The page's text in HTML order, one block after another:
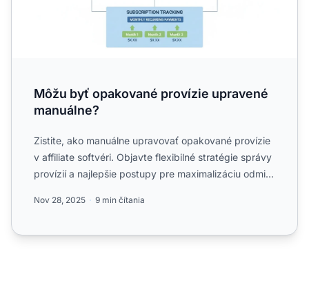
Môžu byť opakované provízie upravené
manuálne?
Zistite, ako manuálne upravovať opakované provízie
v affiliate softvéri. Objavte flexibilné stratégie správy
provízií a najlepšie postupy pre maximalizáciu odmi...
Nov 28, 2025 9 min čítania